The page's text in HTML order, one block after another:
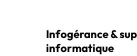
Infogérance &
informatique